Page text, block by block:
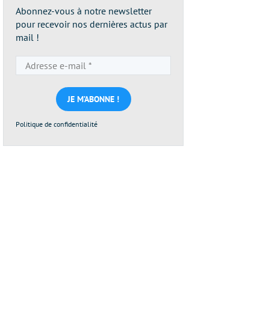
Abonnez-vous à notre newsletter
pour recevoir nos dernières actus par
mail !
e-
mail
*
Politique de confidentialité